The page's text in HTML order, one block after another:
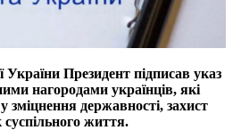
України Президент підписав указ
нагородами українців, які
зміцнення державності, захист
суспільного життя.